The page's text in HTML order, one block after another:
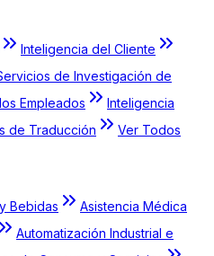
Inteligencia del Cliente
de Investigación de
Empleados
Inteligencia
de Traducción
Ver Todos
Bebidas
Asistencia Médica
Automatización Industrial e